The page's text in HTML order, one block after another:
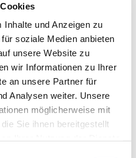
und Anzeigen zu
soziale Medien anbieten
unsere Website zu
wir Informationen zu Ihrer
an unsere Partner für
Analysen weiter. Unsere
möglicherweise mit
Sie ihnen bereitgestellt
Lichtpaket oder
die intelligente
bietet.
Ausführungen wird jedes
kommen wir bei Ihnen
Ort.